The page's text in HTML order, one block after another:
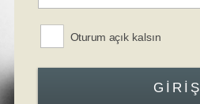
Oturum açık kalsın
GIRIŞ